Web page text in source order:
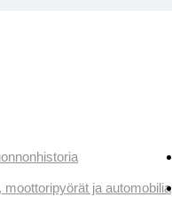
moottoripyörät ja automobilia